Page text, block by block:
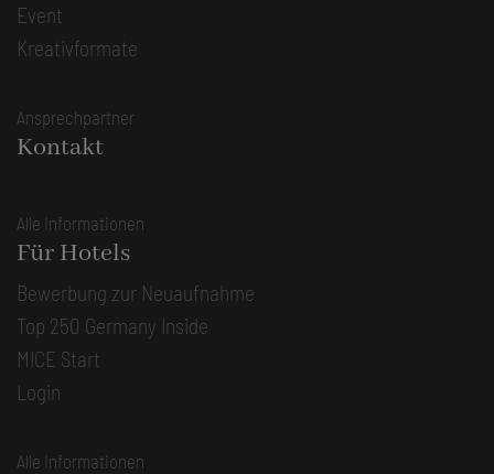
Event
Kreativformate
Ansprechpartner
Kontakt
Alle Informationen
Für Hotels
Bewerbung zur Neuaufnahme
Top 250 Germany Inside
MICE Start
Login
Alle Informationen